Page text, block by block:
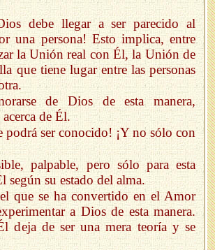
debe llegar a ser parecido al
una persona! Esto implica, entre
la Unión real con Él, la Unión de
que tiene lugar entre las personas
de Dios de esta manera,
de Él.
podrá ser conocido! ¡Y no sólo con
palpable, pero sólo para esta
según su estado del alma.
que se ha convertido en el Amor
a Dios de esta manera.
deja de ser una mera teoría y se